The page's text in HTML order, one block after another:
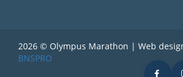
2026 © Olympus Marathon | Web
BNSPRO